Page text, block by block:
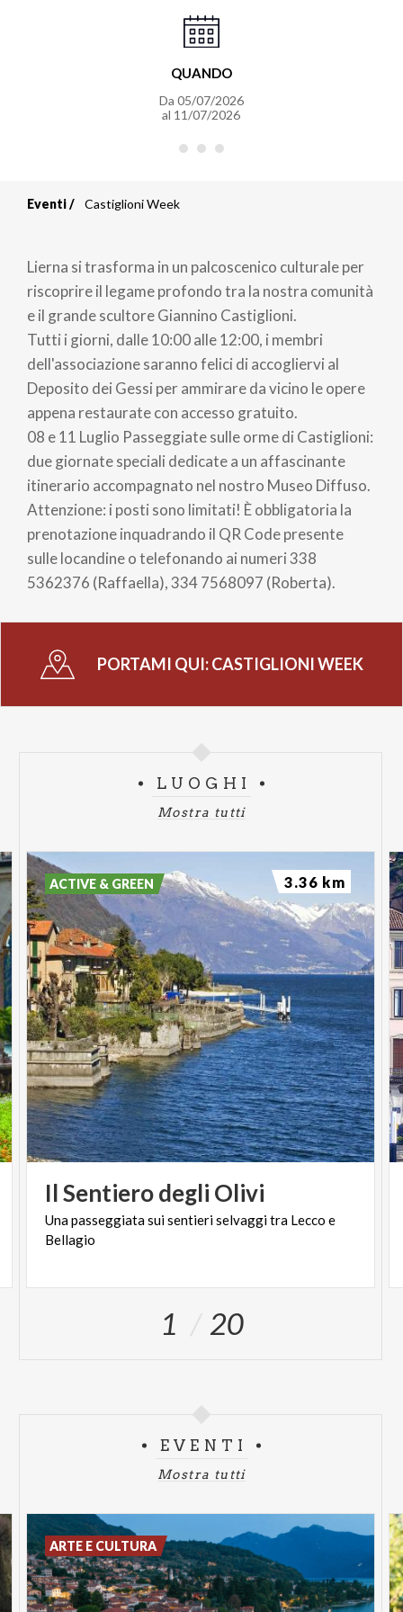
QUANDO
Da 05/07/2026
al 11/07/2026
di
pane
Eventi Castiglioni Week
Lierna si trasforma in un palcoscenico culturale per
riscoprire il legame profondo tra la nostra comunità
e il grande scultore Giannino Castiglioni.
Tutti i giorni, dalle 10:00 alle 12:00, i membri
dell'associazione saranno felici di accogliervi al
Deposito dei Gessi per ammirare da vicino le opere
appena restaurate con accesso gratuito.
08 e 11 Luglio Passeggiate sulle orme di Castiglioni:
due giornate speciali dedicate a un affascinante
itinerario accompagnato nel nostro Museo Diffuso.
Attenzione: i posti sono limitati! È obbligatoria la
prenotazione inquadrando il QR Code presente
sulle locandine o telefonando ai numeri 338
5362376 (Raffaella), 334 7568097 (Roberta).
PORTAMI QUI:CASTIGLIONI WEEK
LUOGHI
Mostra tutti
IlSentierodegli Olivi
Unapasseggiatasuisentieriselvaggitra Lecco e
Bellagio
ACTIVE & GREEN 3.36 km
1 20
EVENTI
Mostra tutti
ARTE E CULTURA